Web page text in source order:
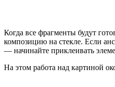
Когда все фрагменты будут
композицию на стекле. Если
— начинайте приклеивать
На этом работа над картиной